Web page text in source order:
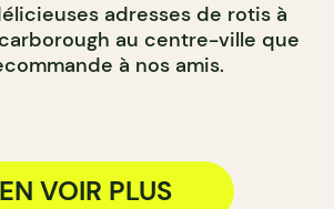
adresses de rotis à
au centre-ville que
à nos amis.
EN VOIR PLUS